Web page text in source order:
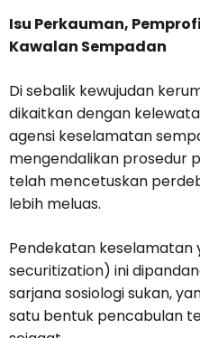
Isu Perkauman,
Kawalan Sempadan
Di sebalik kewujudan
dikaitkan dengan
agensi keselamatan
mengendalikan prosedur
telah mencetuskan
lebih meluas.
Pendekatan
securitization) ini
sarjana sosiologi sukan,
satu bentuk pencabulan